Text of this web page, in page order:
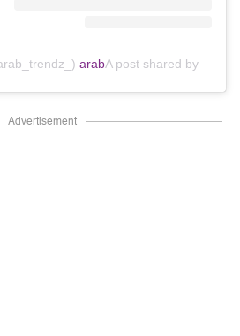
A post shared by
arab
Advertisement